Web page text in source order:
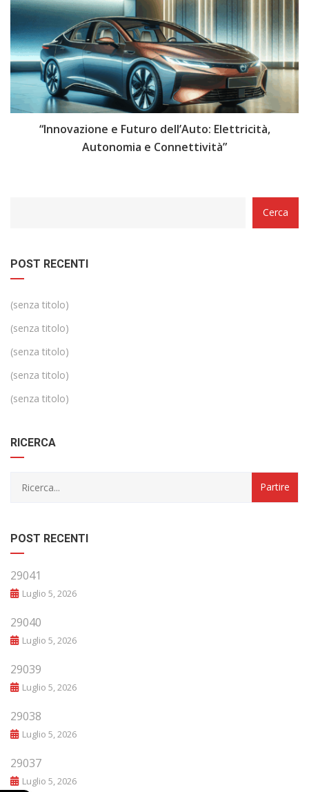
“Innovazione e Futuro dell’Auto: Elettricità,
Autonomia e Connettività”
Cerca
POST RECENTI
(senza titolo)
(senza titolo)
(senza titolo)
(senza titolo)
(senza titolo)
RICERCA
POST RECENTI
29041
Luglio 5, 2026
29040
Luglio 5, 2026
29039
Luglio 5, 2026
29038
Luglio 5, 2026
29037
Luglio 5, 2026